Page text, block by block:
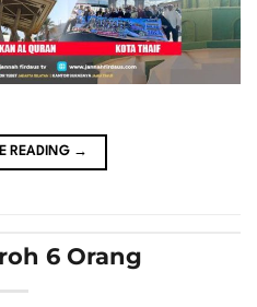
READING →
6 Orang